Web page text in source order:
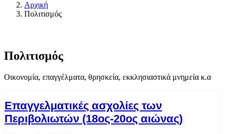
Αρχική
Πολιτισμός
Πολιτισμός
Οικονομία, επαγγέλματα, θρησκεία, εκκλησιαστικά μνημεία κ.α
Επαγγελματικές ασχολίες των
Περιβολιωτών (18ος-20ος αιώνας)